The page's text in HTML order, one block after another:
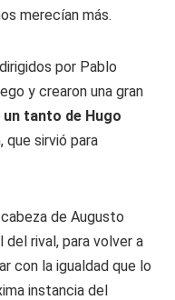
merecían más.
por Pablo
y crearon una gran
tanto de Hugo
que sirvió para
de Augusto
rival, para volver a
con la igualdad que lo
instancia del